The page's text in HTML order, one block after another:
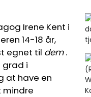
Irene Kent i
14-18 år,
egnet til dem.
grad i
at have en
mindre